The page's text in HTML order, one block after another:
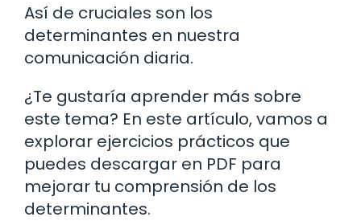
Así de cruciales son los
determinantes en nuestra
comunicación diaria.
¿Te gustaría aprender más sobre
este tema? En este artículo, vamos a
explorar ejercicios prácticos que
puedes descargar en PDF para
mejorar tu comprensión de los
determinantes.